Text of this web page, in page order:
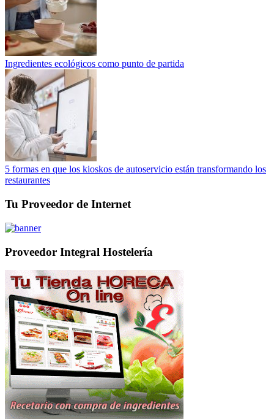
Ingredientes ecológicos como punto de partida
5 formas en que los kioskos de autoservicio están transformando los
restaurantes
Tu Proveedor de Internet
Proveedor Integral Hostelería